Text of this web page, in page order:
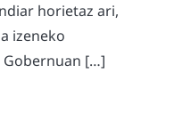
horietaz ari,
izeneko
Gobernuan […]